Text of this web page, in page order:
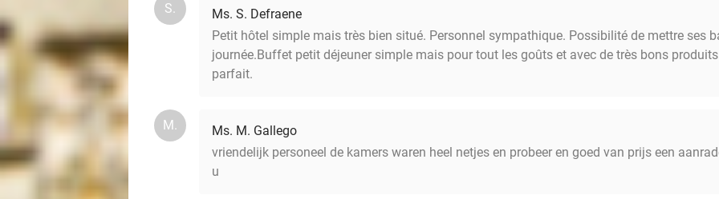
S.
Ms. S. Defraene
Petit hôtel simple mais très bien situé. Personnel sympathique. Possibilité de mettre ses
journée.Buffet petit déjeuner simple mais pour tout les goûts et avec de très bons
parfait.
M.
Ms. M. Gallego
vriendelijk personeel de kamers waren heel netjes en probeer en goed van prijs een
u